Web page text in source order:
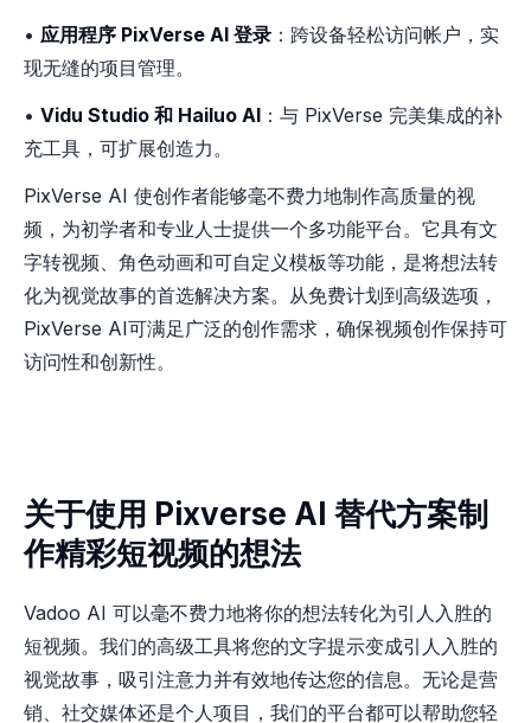
• 应用程序 PixVerse AI 登录 ：跨设备轻松访问帐户，实
现无缝的项目管理。
• Vidu Studio 和 Hailuo AI ：与 PixVerse 完美集成的补
充工具，可扩展创造力。
PixVerse AI 使创作者能够毫不费力地制作高质量的视
频，为初学者和专业人士提供一个多功能平台。它具有文
字转视频、角色动画和可自定义模板等功能，是将想法转
化为视觉故事的首选解决方案。从免费计划到高级选项，
PixVerse AI可满足广泛的创作需求，确保视频创作保持可
访问性和创新性。
关于使用 Pixverse AI 替代方案制
作精彩短视频的想法
Vadoo AI 可以毫不费力地将你的想法转化为引人入胜的
短视频。我们的高级工具将您的文字提示变成引人入胜的
视觉故事，吸引注意力并有效地传达您的信息。无论是营
销、社交媒体还是个人项目，我们的平台都可以帮助您轻